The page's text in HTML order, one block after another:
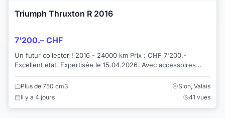
Triumph Thruxton R 2016
7'200.– CHF
Un futur collector ! 2016 - 24000 km Prix : CHF 7'200.-
Excellent état. Expertisée le 15.04.2026. Avec accessoires
(support plaque court...
Plus de 750 cm3
Sion, Valais
Il y a 4 jours
41 vues